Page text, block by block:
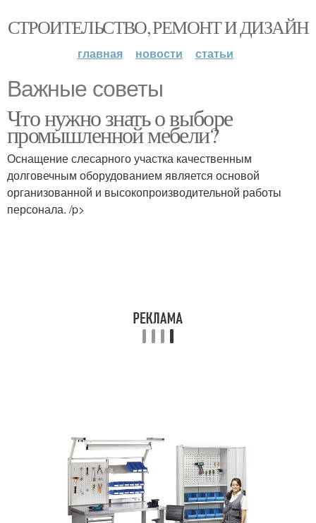
СТРОИТЕЛЬСТВО, РЕМОНТ И ДИЗАЙН
главная новости статьи
Важные советы
Что нужно знать о выборе
промышленной мебели?
Оснащение слесарного участка качественным
долговечным оборудованием является основой
организованной и высокопроизводительной работы
персонала. /p>